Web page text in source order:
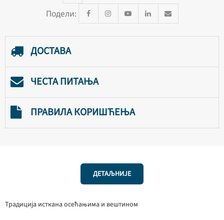
Подели:
ДОСТАВА
ЧЕСТА ПИТАЊА
ПРАВИЛА КОРИШЋЕЊА
ДЕТАЉНИЈЕ
Традиција исткана осећањима и вештином